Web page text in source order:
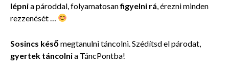
lépnia pároddal, folyamatosanfigyelni rá, érezni minden
rezzenését …
Sosincs későmegtanulni táncolni. Szédítsd el párodat,
gyertek táncolnia TáncPontba!